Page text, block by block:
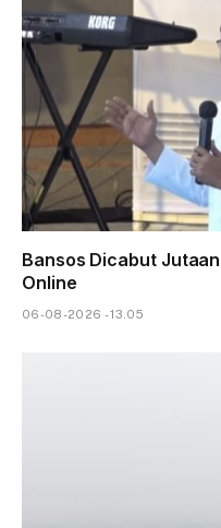
Bansos Dicabut
Online
06-08-2026 - 13.05